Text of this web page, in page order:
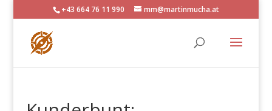
+43 664 76 11 990 mm@martinmucha.at